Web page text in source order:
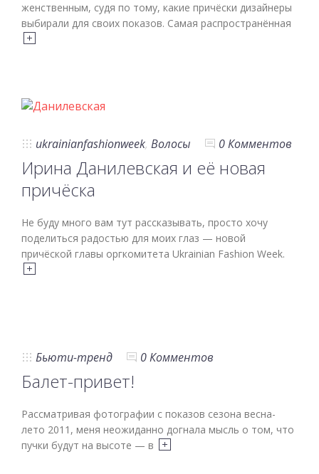
женственным, судя по тому, какие причёски дизайнеры
выбирали для своих показов. Самая распространённая
ukrainianfashionweek, Волосы 0 Комментов
Ирина Данилевская и её новая
причёска
Не буду много вам тут рассказывать, просто хочу
поделиться радостью для моих глаз — новой
причёской главы оргкомитета Ukrainian Fashion Week.
Бьюти-тренд 0 Комментов
Балет-привет!
Рассматривая фотографии с показов сезона весна-
лето 2011, меня неожиданно догнала мысль о том, что
пучки будут на высоте — в